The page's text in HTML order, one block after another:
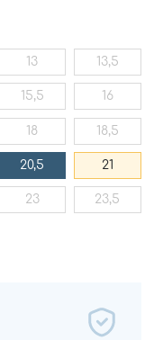
13 13,5
15,5 16
18 18,5
20,5 21
23 23,5